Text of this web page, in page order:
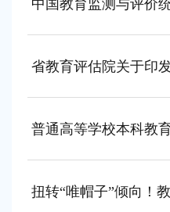
中国教育监测与评价
省教育评估院关于印
普通高等学校本科教
扭转“唯帽子”倾向！